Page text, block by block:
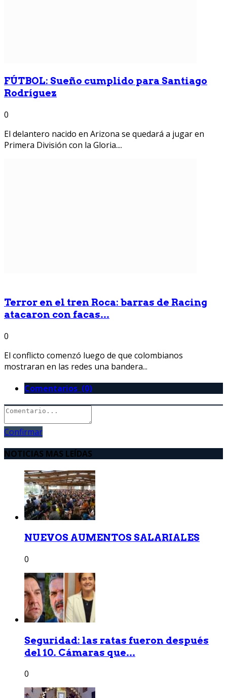
FÚTBOL: Sueño cumplido para Santiago
Rodríguez
0
El delantero nacido en Arizona se quedará a jugar en
Primera División con la Gloria....
Terror en el tren Roca: barras de Racing
atacaron con facas...
0
El conflicto comenzó luego de que colombianos
mostraran en las redes una bandera...
Comentarios (0)
Confirmar
NOTICIAS MAS LEÍDAS
NUEVOS AUMENTOS SALARIALES
0
Seguridad: las ratas fueron después
del 10. Cámaras que...
0